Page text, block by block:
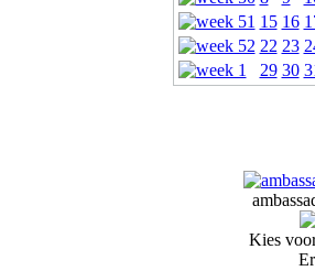
15 16
22 23
29 30
Kies